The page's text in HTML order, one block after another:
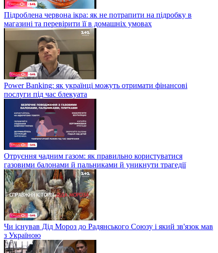
Підроблена червона ікра: як не потрапити на підробку в
магазині та перевірити її в домашніх умовах
Power Banking: як українці можуть отримати фінансові
послуги під час блекуата
Отруєння чадним газом: як правильно користуватися
газовими балонами й пальниками й уникнути трагедії
Чи існував Дід Мороз до Радянського Союзу і який зв'язок мав
з Україною